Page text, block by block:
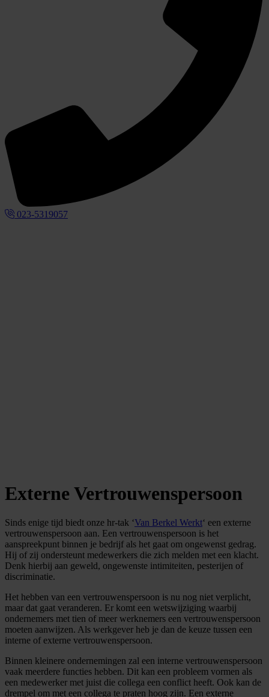
023-5319057
Externe Vertrouwenspersoon
Sinds enige tijd biedt onze hr-tak ‘Van Berkel Werkt‘ een externe
vertrouwenspersoon aan. Een vertrouwenspersoon is het
aanspreekpunt binnen je bedrijf als het gaat om ongewenst gedrag.
Hij of zij ondersteunt medewerkers die zich melden met een klacht.
Denk hierbij aan geweld, ongewenste intimiteiten, pesterijen of
discriminatie.
Het hebben van een vertrouwenspersoon is nu nog niet verplicht,
maar dat gaat veranderen. Er komt een wetswijziging waarbij
ondernemers met tien of meer werknemers een vertrouwenspersoon
moeten aanwijzen. Als werkgever heb je dan de keuze tussen een
interne of externe vertrouwenspersoon.
Binnen kleinere ondernemingen zal een interne vertrouwenspersoon
vaak meerdere functies hebben. Dit kan een probleem vormen als
een medewerker met juist die collega een conflict heeft. Ook kan de
drempel om met een collega te praten hoog zijn. Een externe